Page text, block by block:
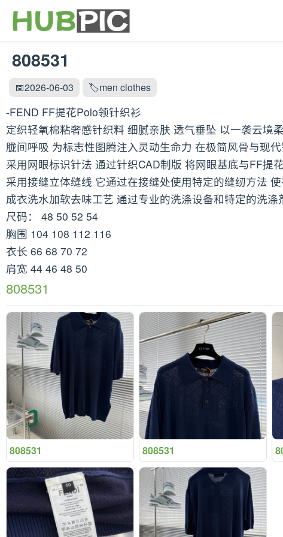
808531
📅2026-06-03 🏷️men clothes
-FEND FF提花Polo领针织衫
定织轻氧棉粘奢感针织料 细腻亲肤 透气垂坠 以一袭云境
胧间呼吸 为标志性图腾注入灵动生命力 在极简风骨与现
采用网眼标识针法 通过针织CAD制版 将网眼基底与FF提
采用接缝立体缝线 它通过在接缝处使用特定的缝纫方法
成衣洗水加软去味工艺 通过专业的洗涤设备和特定的洗
尺码： 48 50 52 54
胸围 104 108 112 116
衣长 66 68 70 72
肩宽 44 46 48 50
808531
808531 808531